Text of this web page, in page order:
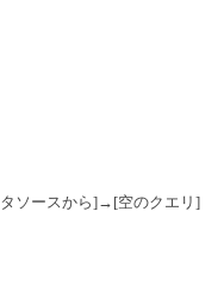
ソースから]→[空のクエリ]